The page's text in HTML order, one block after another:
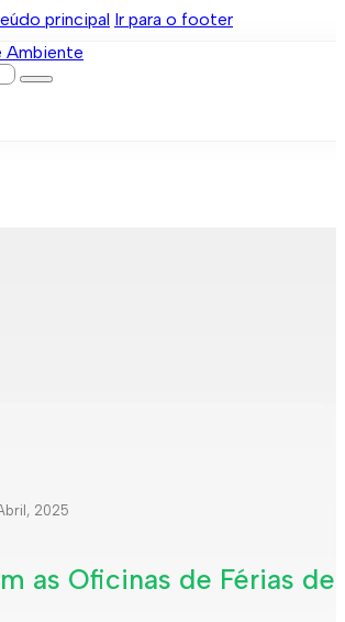
principal Ir para o footer
2025
as Oficinas de Férias